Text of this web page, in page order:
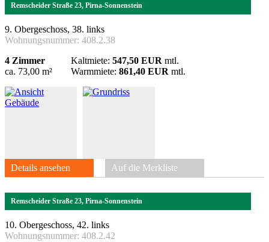
Remscheider Straße 23, Pirna-Sonnenstein
9. Obergeschoss, 38. links
Wohnungsnummer: 408.2.38
4 Zimmer
ca. 73,00 m²
Kaltmiete: 547,50 EUR mtl.
Warmmiete: 861,40 EUR mtl.
Details ansehen Auf die Merkliste
Remscheider Straße 23, Pirna-Sonnenstein
10. Obergeschoss, 42. links
Wohnungsnummer: 408.2.42